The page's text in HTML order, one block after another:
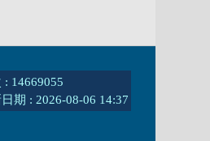
: 14669055
期 : 2026-08-06 14:37